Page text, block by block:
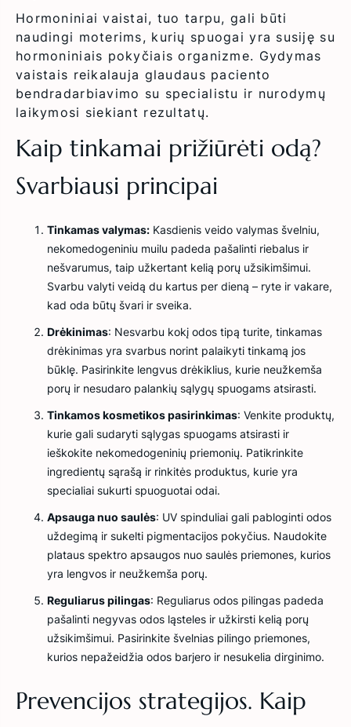
Hormoniniai vaistai, tuo tarpu, gali būti
naudingi moterims, kurių spuogai yra susiję su
hormoniniais pokyčiais organizme. Gydymas
vaistais reikalauja glaudaus paciento
bendradarbiavimo su specialistu ir nurodymų
laikymosi siekiant rezultatų.
Kaip tinkamai prižiūrėti odą?
Svarbiausi principai
Tinkamas valymas: Kasdienis veido valymas švelniu,
nekomedogeniniu muilu padeda pašalinti riebalus ir
nešvarumus, taip užkertant kelią porų užsikimšimui.
Svarbu valyti veidą du kartus per dieną – ryte ir vakare,
kad oda būtų švari ir sveika.
Drėkinimas: Nesvarbu kokį odos tipą turite, tinkamas
drėkinimas yra svarbus norint palaikyti tinkamą jos
būklę. Pasirinkite lengvus drėkiklius, kurie neužkemša
porų ir nesudaro palankių sąlygų spuogams atsirasti.
Tinkamos kosmetikos pasirinkimas: Venkite produktų,
kurie gali sudaryti sąlygas spuogams atsirasti ir
ieškokite nekomedogeninių priemonių. Patikrinkite
ingredientų sąrašą ir rinkitės produktus, kurie yra
specialiai sukurti spuoguotai odai.
Apsauga nuo saulės: UV spinduliai gali pabloginti odos
uždegimą ir sukelti pigmentacijos pokyčius. Naudokite
plataus spektro apsaugos nuo saulės priemones, kurios
yra lengvos ir neužkemša porų.
Reguliarus pilingas: Reguliarus odos pilingas padeda
pašalinti negyvas odos ląsteles ir užkirsti kelią porų
užsikimšimui. Pasirinkite švelnias pilingo priemones,
kurios nepažeidžia odos barjero ir nesukelia dirginimo.
Prevencijos strategijos. Kaip